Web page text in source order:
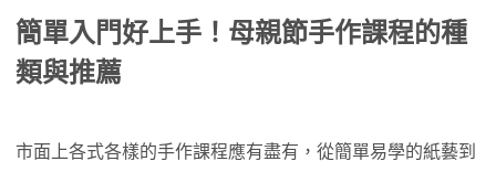
簡單入門好上手！母親節手作課程的種
類與推薦
市面上各式各樣的手作課程應有盡有，從簡單易學的紙藝到